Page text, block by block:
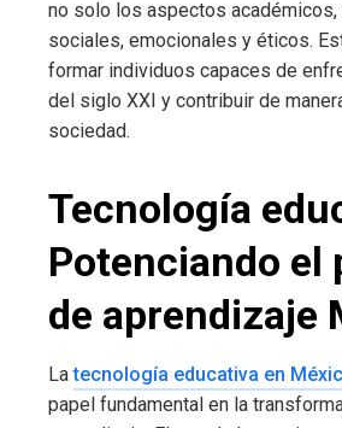
no solo los aspectos
sociales, emocionales y éticos.
formar individuos capaces de
del siglo XXI y contribuir de
sociedad.
Tecnología
Potenciando el
de aprendizaje
Latecnología educativa en
papel fundamental en la